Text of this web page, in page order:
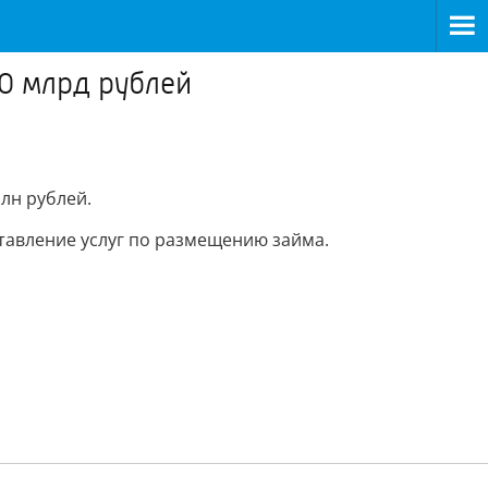
млрд рублей
рублей.
услуг по размещению займа.